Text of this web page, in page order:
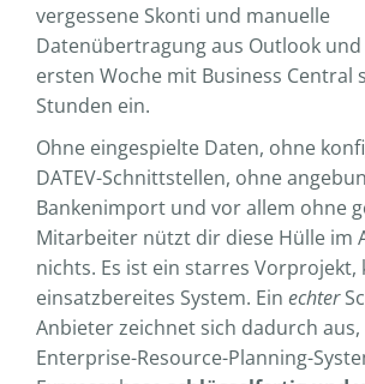
vergessene Skonti und manuelle
Datenübertragung aus Outlook und
ersten Woche mit Business Central
Stunden ein.
Ohne eingespielte Daten, ohne
DATEV-Schnittstellen, ohne
Bankenimport und vor allem ohne
Mitarbeiter nützt dir diese Hülle im
nichts. Es ist ein starres Vorprojekt,
einsatzbereites System. Ein echter
Anbieter zeichnet sich dadurch
Enterprise-Resource-Planning-